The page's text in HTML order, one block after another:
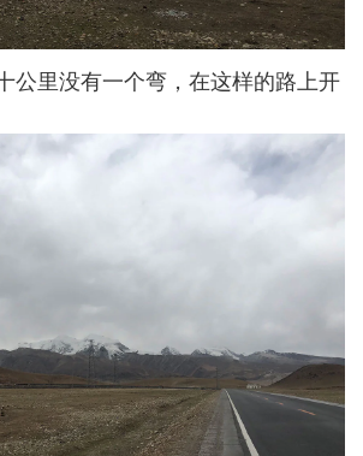
公里没有一个弯，在这样的路上开